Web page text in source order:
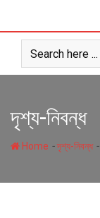
content
দৃশ্য-নিবন্ধ
Home -দৃশ্য-নিবন্ধ-